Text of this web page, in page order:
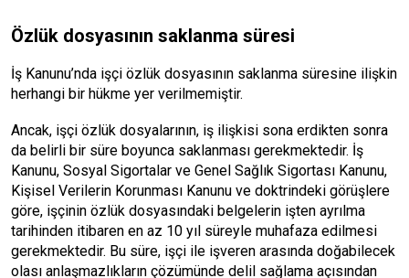
Özlük dosyasının saklanma süresi
İş Kanunu’nda işçi özlük dosyasının saklanma süresine ilişkin
herhangi bir hükme yer verilmemiştir.
Ancak, işçi özlük dosyalarının, iş ilişkisi sona erdikten sonra
da belirli bir süre boyunca saklanması gerekmektedir. İş
Kanunu, Sosyal Sigortalar ve Genel Sağlık Sigortası Kanunu,
Kişisel Verilerin Korunması Kanunu ve doktrindeki görüşlere
göre, işçinin özlük dosyasındaki belgelerin işten ayrılma
tarihinden itibaren en az 10 yıl süreyle muhafaza edilmesi
gerekmektedir. Bu süre, işçi ile işveren arasında doğabilecek
olası anlaşmazlıkların çözümünde delil sağlama açısından